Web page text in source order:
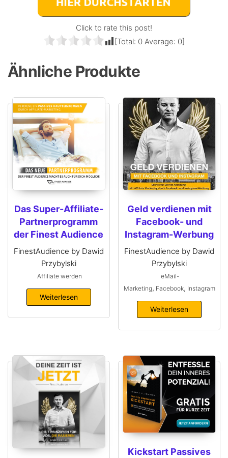
Click to rate this post!
[Total: 0 Average: 0]
Ähnliche Produkte
Das Super-Affiliate-
Partnerprogramm
der Finest Audience
FinestAudience by Dawid
Przybylski
Affiliate werden
Weiterlesen
Geld verdienen mit
Facebook- und
Instagram-Werbung
FinestAudience by Dawid
Przybylski
eMail-
Marketing, Facebook, Instagram
Weiterlesen
Kickstart Passives